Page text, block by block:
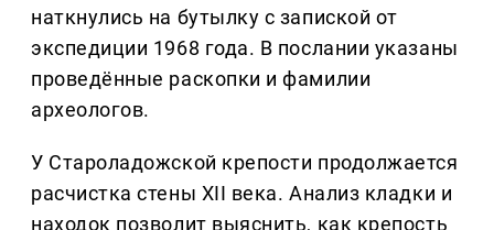
наткнулись на бутылку с запиской от
экспедиции 1968 года. В послании указаны
проведённые раскопки и фамилии
археологов.
У Староладожской крепости продолжается
расчистка стены XII века. Анализ кладки и
находок позволит выяснить, как крепость